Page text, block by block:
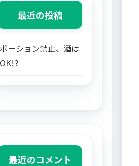
最近の投稿
ポーション禁止、酒は
OK!?
最近のコメント